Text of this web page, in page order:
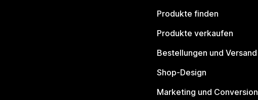
Produkte finden
Produkte verkaufen
Bestellungen und Versand
Shop-Design
Marketing und Conversion